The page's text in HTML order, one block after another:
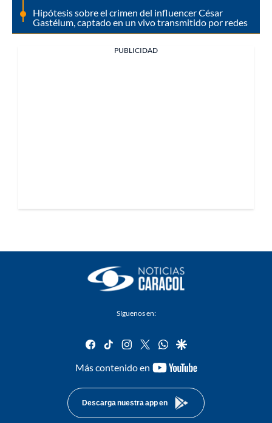
Hipótesis sobre el crimen del influencer César
Gastélum, captado en un vivo transmitido por redes
PUBLICIDAD
Síguenos en:
facebook
tiktok instagram
twitterwhatsapp
google
Más contenido en
youtube-
Descarga nuestra app en